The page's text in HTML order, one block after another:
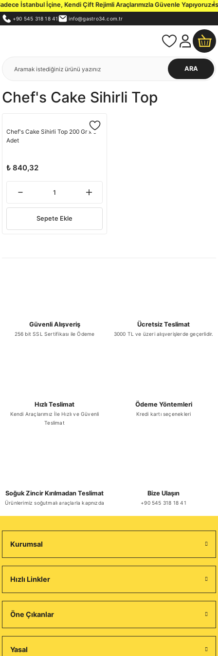
İstanbul İçine, Kendi Çift Rejimli Araçlarımızla Güvenle Yapıyoruz.
+90 545 318 18 41 info@gastro34.com.tr
ARA
Chef's Cake Sihirli Top
Chef's Cake Sihirli Top 200 Gr x 6
Adet
₺ 840,32
Sepete Ekle
Güvenli Alışveriş
256 bit SSL Sertifikası ile Ödeme
Ücretsiz Teslimat
3000 TL ve üzeri alışverişlerde geçerlidir.
Hızlı Teslimat
Kendi Araçlarımız İle Hızlı ve Güvenli
Teslimat
Ödeme Yöntemleri
Kredi kartı seçenekleri
Soğuk Zincir Kırılmadan Teslimat
Ürünlerimiz soğutmalı araçlarla kapnızda
Bize Ulaşın
+90 545 318 18 41
Kurumsal
Hızlı Linkler
Öne Çıkanlar
Yasal